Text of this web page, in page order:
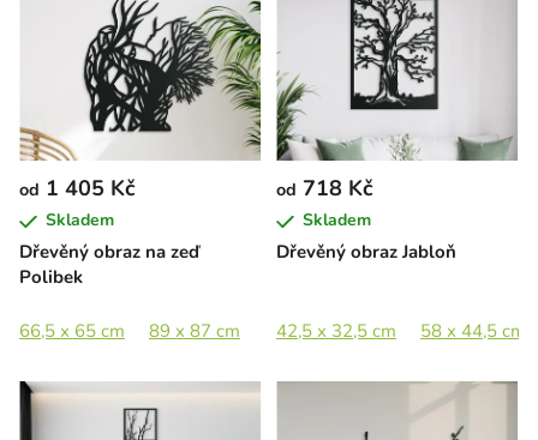
Dřevěný obraz na zeď
Polibek
od 1 405 Kč
Skladem
66,5 x 65 cm 89 x 87 cm
Dřevěný obraz Jabloň
od 718 Kč
Skladem
42,5 x 32,5 cm 58 x 44,5 cm